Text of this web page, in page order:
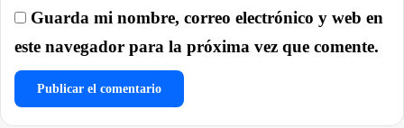
Guarda mi nombre, correo electrónico y web en
este navegador para la próxima vez que comente.